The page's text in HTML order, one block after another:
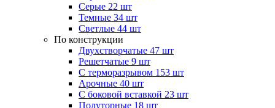
Серые 22 шт
Темные 34 шт
Светлые 44 шт
По конструкции
Двухстворчатые 47 шт
Решетчатые 9 шт
С терморазрывом 153 шт
Арочные 40 шт
С боковой вставкой 23 шт
Полуторные 18 шт